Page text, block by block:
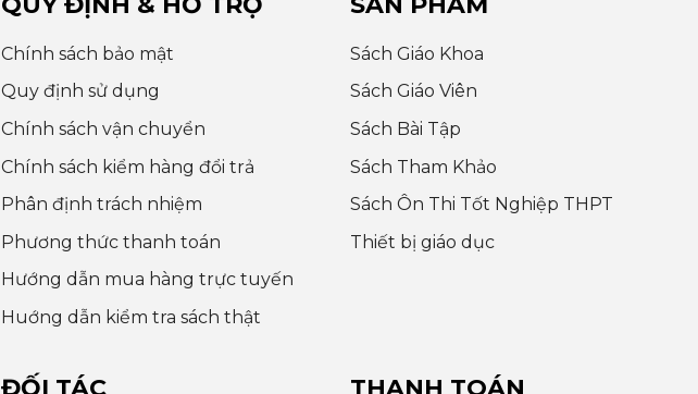
Chính sách bảo mật
Quy định sử dụng
Chính sách vận chuyển
Chính sách kiểm hàng đổi trả
Phân định trách nhiệm
Phương thức thanh toán
Hướng dẫn mua hàng trực tuyến
Huớng dẫn kiểm tra sách thật
Sách Giáo Khoa
Sách Giáo Viên
Sách Bài Tập
Sách Tham Khảo
Sách Ôn Thi Tốt Nghiệp THPT
Thiết bị giáo dục
ĐỐI TÁC THANH TOÁN